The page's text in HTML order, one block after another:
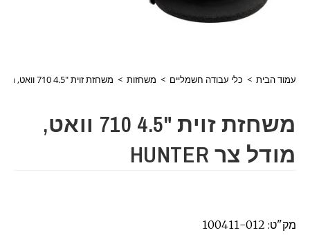
עמוד הבית > כלי עבודה חשמליים > משחזות > משחזת זוית "4.5 710 וואט, מודל צר HUNTER
משחזת זוית "4.5 710 וואט,
מודל צר HUNTER
מק"ט: 100411-012